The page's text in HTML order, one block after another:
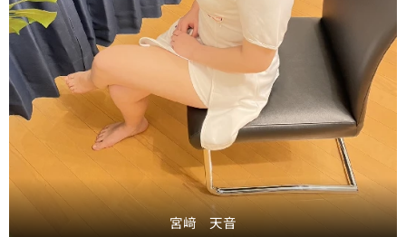
宮﨑 天音